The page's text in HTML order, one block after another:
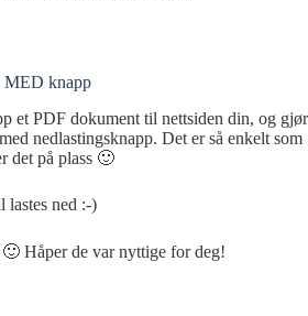
MED knapp
et PDF dokument til nettsiden din, og gjør
nedlastingsknapp. Det er så enkelt som
det på plass 🙂
Håper de var nyttige for deg!